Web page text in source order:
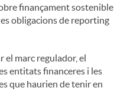
finançament sostenible
obligacions de reporting
el marc regulador, el
entitats financeres i les
que haurien de tenir en